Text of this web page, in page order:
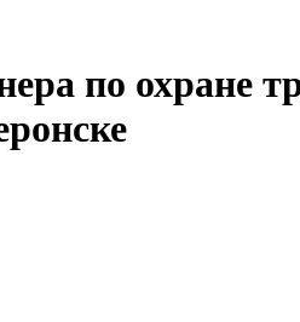
по охране